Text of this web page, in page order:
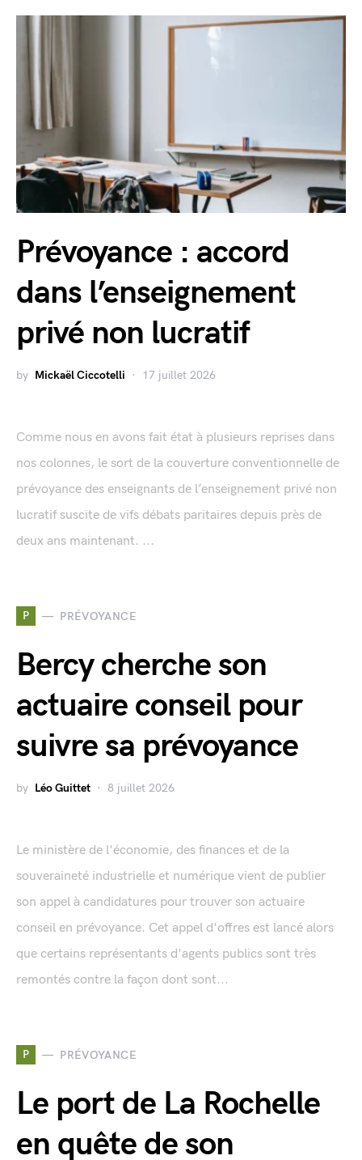
Prévoyance : accord
dans l’enseignement
privé non lucratif
by Mickaël Ciccotelli 17 juillet 2026
Comme nous en avons fait état à plusieurs reprises dans
nos colonnes, le sort de la couverture conventionnelle de
prévoyance des enseignants de l’enseignement privé non
lucratif suscite de vifs débats paritaires depuis près de
deux ans maintenant. ...
P PRÉVOYANCE
Bercy cherche son
actuaire conseil pour
suivre sa prévoyance
by Léo Guittet 8 juillet 2026
Le ministère de l'économie, des finances et de la
souveraineté industrielle et numérique vient de publier
son appel à candidatures pour trouver son actuaire
conseil en prévoyance. Cet appel d'offres est lancé alors
que certains représentants d'agents publics sont très
remontés contre la façon dont sont...
P PRÉVOYANCE
Le port de La Rochelle
en quête de son